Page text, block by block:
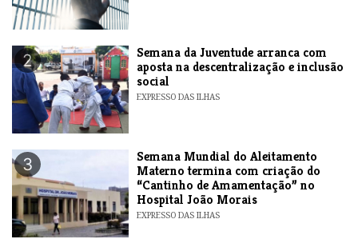
2
Semana da Juventude arranca com
aposta na descentralização e inclusão
social
EXPRESSO DAS ILHAS
3
Semana Mundial do Aleitamento
Materno termina com criação do
“Cantinho de Amamentação” no
Hospital João Morais
EXPRESSO DAS ILHAS